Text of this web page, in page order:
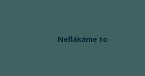
Neflákáme to